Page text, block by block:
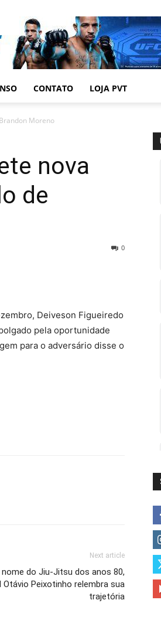
CONTATO LOJA PVT
Moreno
nova
de
0
Deiveson Figueiredo
pela oportunidade
para o adversário disse o
Next article
do Jiu-Jitsu dos anos 80,
Otávio Peixotinho relembra sua
trajetória